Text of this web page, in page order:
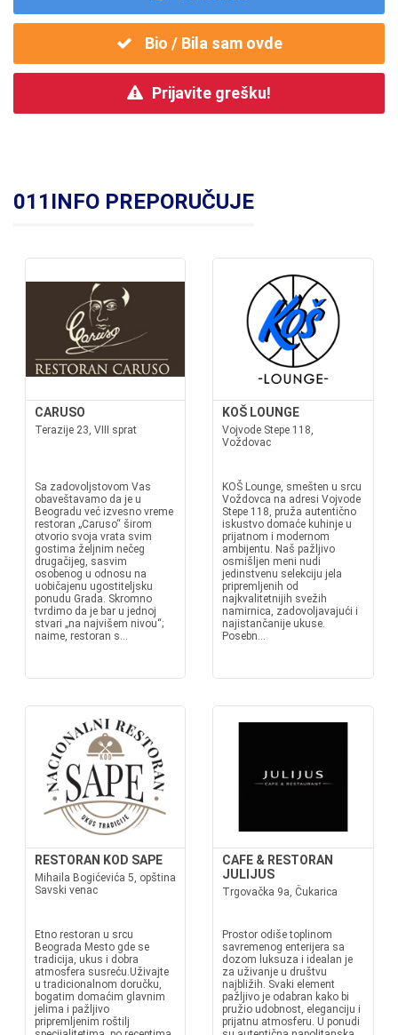
Bio / Bila sam ovde
Prijavite grešku!
011INFO PREPORUČUJE
CARUSO
Terazije 23, VIII sprat
Sa zadovoljstovom Vas
obaveštavamo da je u
Beogradu već izvesno vreme
restoran „Caruso“ širom
otvorio svoja vrata svim
gostima željnim nečeg
drugačijeg, sasvim
osobenog u odnosu na
uobičajenu ugostiteljsku
ponudu Grada. Skromno
tvrdimo da je bar u jednoj
stvari „na najvišem nivou“;
naime, restoran s...
KOŠ LOUNGE
Vojvode Stepe 118,
Voždovac
KOŠ Lounge, smešten u srcu
Voždovca na adresi Vojvode
Stepe 118, pruža autentično
iskustvo domaće kuhinje u
prijatnom i modernom
ambijentu. Naš pažljivo
osmišljen meni nudi
jedinstvenu selekciju jela
pripremljenih od
najkvalitetnijih svežih
namirnica, zadovoljavajući i
najistančanije ukuse.
Posebn...
RESTORAN KOD SAPE
Mihaila Bogićevića 5, opština
Savski venac
Etno restoran u srcu
Beograda Mesto gde se
tradicija, ukus i dobra
atmosfera susreću.Uživajte
u tradicionalnom doručku,
bogatim domaćim glavnim
jelima i pažljivo
pripremljenim roštilj
CAFE & RESTORAN
JULIJUS
Trgovačka 9a, Čukarica
Prostor odiše toplinom
savremenog enterijera sa
dozom luksuza i idealan je
za uživanje u društvu
najbližih. Svaki element
pažljivo je odabran kako bi
pružio udobnost, eleganciju i
prijatnu atmosferu. U ponudi